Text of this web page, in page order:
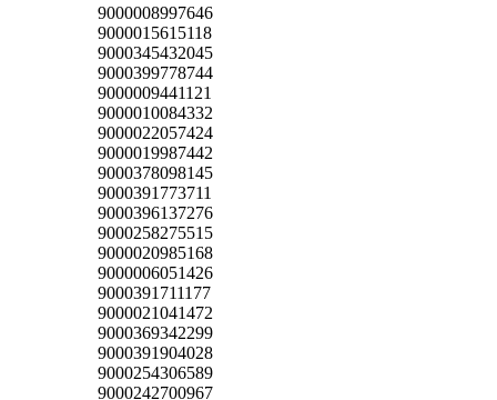
9000008997646
9000015615118
9000345432045
9000399778744
9000009441121
9000010084332
9000022057424
9000019987442
9000378098145
9000391773711
9000396137276
9000258275515
9000020985168
9000006051426
9000391711177
9000021041472
9000369342299
9000391904028
9000254306589
9000242700967